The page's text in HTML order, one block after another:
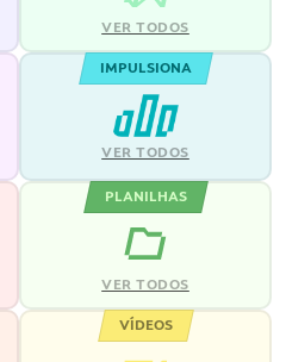
VER TODOS
IMPULSIONA
VER TODOS
PLANILHAS
VER TODOS
VÍDEOS